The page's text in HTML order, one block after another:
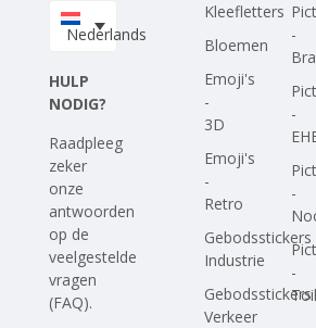
Upload je eigen ontwerp
Nederlands
HULP
NODIG?
Raadpleeg
zeker
onze
antwoorden
op de
veelgestelde
vragen
(FAQ).
Kleefletters
Bloemen
Emoji's
-
3D
Emoji's
-
Retro
Gebodsstickers
Industrie
Gebodsstickers
Verkeer
-
-
-
-